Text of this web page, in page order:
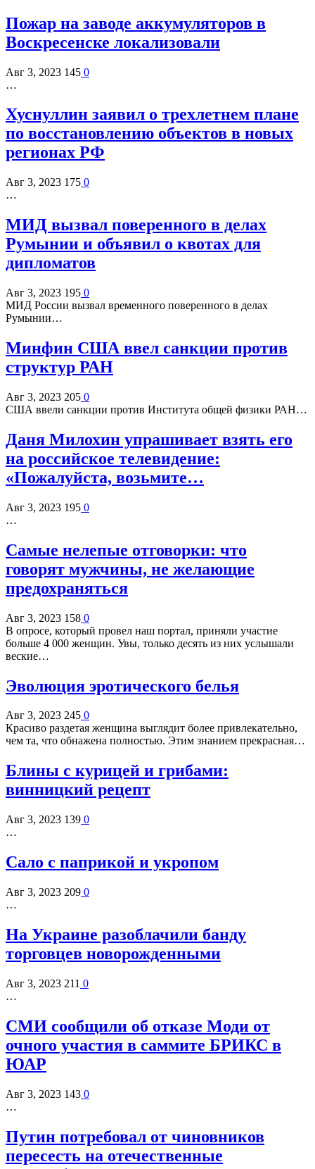
Пожар на заводе аккумуляторов в
Воскресенске локализовали
Авг 3, 2023 145 0
…
Хуснуллин заявил о трехлетнем плане
по восстановлению объектов в новых
регионах РФ
Авг 3, 2023 175 0
…
МИД вызвал поверенного в делах
Румынии и объявил о квотах для
дипломатов
Авг 3, 2023 195 0
МИД России вызвал временного поверенного в делах
Румынии…
Минфин США ввел санкции против
структур РАН
Авг 3, 2023 205 0
США ввели санкции против Института общей физики РАН…
Даня Милохин упрашивает взять его
на российское телевидение:
«Пожалуйста, возьмите…
Авг 3, 2023 195 0
…
Самые нелепые отговорки: что
говорят мужчины, не желающие
предохраняться
Авг 3, 2023 158 0
В опросе, который провел наш портал, приняли участие
больше 4 000 женщин. Увы, только десять из них услышали
веские…
Эволюция эротического белья
Авг 3, 2023 245 0
Красиво раздетая женщина выглядит более привлекательно,
чем та, что обнажена полностью. Этим знанием прекрасная…
Блины с курицей и грибами:
винницкий рецепт
Авг 3, 2023 139 0
…
Сало с паприкой и укропом
Авг 3, 2023 209 0
…
На Украине разоблачили банду
торговцев новорожденными
Авг 3, 2023 211 0
…
СМИ сообщили об отказе Моди от
очного участия в саммите БРИКС в
ЮАР
Авг 3, 2023 143 0
…
Путин потребовал от чиновников
пересесть на отечественные